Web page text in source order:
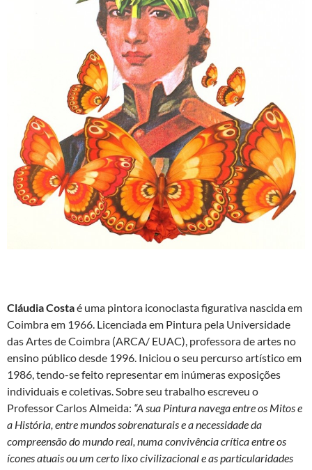
Cláudia Costaé uma pintora iconoclasta figurativa nascida em
Coimbra em 1966. Licenciada em Pintura pela Universidade
das Artes de Coimbra (ARCA/ EUAC), professora de artes no
ensino público desde 1996. Iniciou o seu percurso artístico em
1986, tendo-se feito representar em inúmeras exposições
individuais e coletivas. Sobre seu trabalho escreveu o
Professor Carlos Almeida: “A sua Pintura navega entre os Mitos e
a História, entre mundos sobrenaturais e a necessidade da
compreensão do mundo real, numa convivência crítica entre os
ícones atuais ou um certo lixo civilizacional e as particularidades